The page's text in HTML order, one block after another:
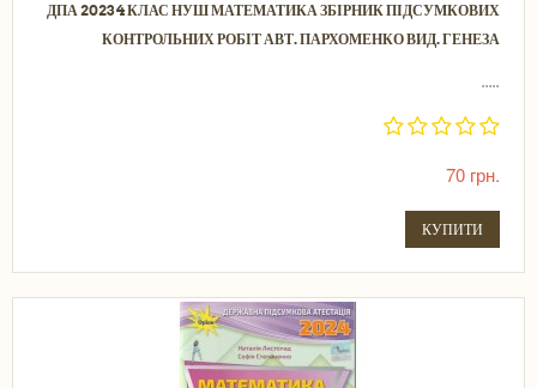
ДПА 2023 4 КЛАС НУШ МАТЕМАТИКА ЗБІРНИК ПІДСУМКОВИХ
КОНТРОЛЬНИХ РОБІТ АВТ. ПАРХОМЕНКО ВИД. ГЕНЕЗА
.....
70 грн.
КУПИТИ